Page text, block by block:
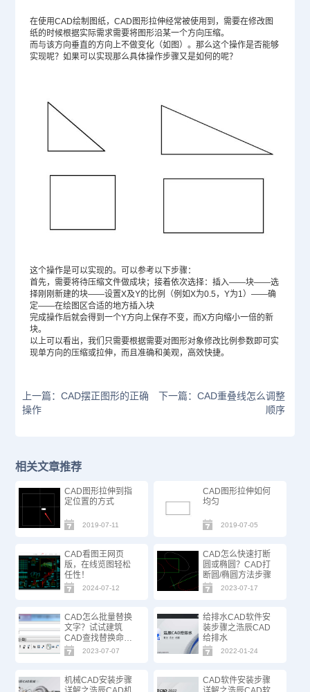
在使用CAD绘制图纸，CAD图形拉伸经常被使用到，需要在修改图
纸的时候根据实际需求需要将图形沿某一个方向压缩。
而与该方向垂直的方向上不做变化（如图）。那么这个操作是否能够
实现呢？如果可以实现那么具体操作步骤又是如何的呢？
这个操作是可以实现的。可以参考以下步骤：
首先，需要将待压缩文件做成块；接着依次选择：插入——块——选
择刚刚新建的块——设置X及Y的比例（例如X为0.5，Y为1）——确
定——在绘图区合适的地方插入块
完成操作后就会得到一个Y方向上保存不变，而X方向缩小一倍的新
块。
以上可以看出，我们只需要根据需要对图形对象修改比例参数即可实
现单方向的压缩或拉伸，而且准确和美观，高效快捷。
上一篇：CAD摆正图形的正确
操作
下一篇：CAD重叠线怎么调整
顺序
相关文章推荐
CAD图形拉伸到指
定位置的方式
2019-07-11
CAD图形拉伸如何
均匀
2019-07-05
CAD看图王网页
版，在线览图轻松
任性！
2024-07-12
CAD怎么快速打断
圆或椭圆？CAD打
断圆/椭圆方法步骤
2023-07-17
CAD怎么批量替换
文字？试试建筑
CAD查找替换命
令！
2023-07-07
给排水CAD软件安
装步骤之浩辰CAD
给排水
2022-01-24
机械CAD安装步骤
CAD软件安装步骤